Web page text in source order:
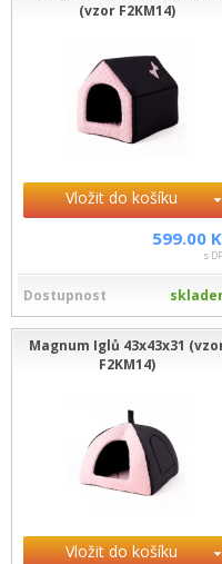
(vzor F2KM14)
Vložit do košíku
599.00
s
Dostupnost
Magnum Iglů 43x43x31
F2KM14)
Vložit do košíku